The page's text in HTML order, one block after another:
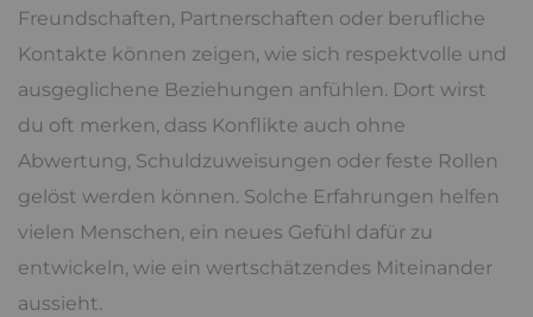
Freundschaften, Partnerschaften oder berufliche
Kontakte können zeigen, wie sich respektvolle und
ausgeglichene Beziehungen anfühlen. Dort wirst
du oft merken, dass Konflikte auch ohne
Abwertung, Schuldzuweisungen oder feste Rollen
gelöst werden können. Solche Erfahrungen helfen
vielen Menschen, ein neues Gefühl dafür zu
entwickeln, wie ein wertschätzendes Miteinander
aussieht.